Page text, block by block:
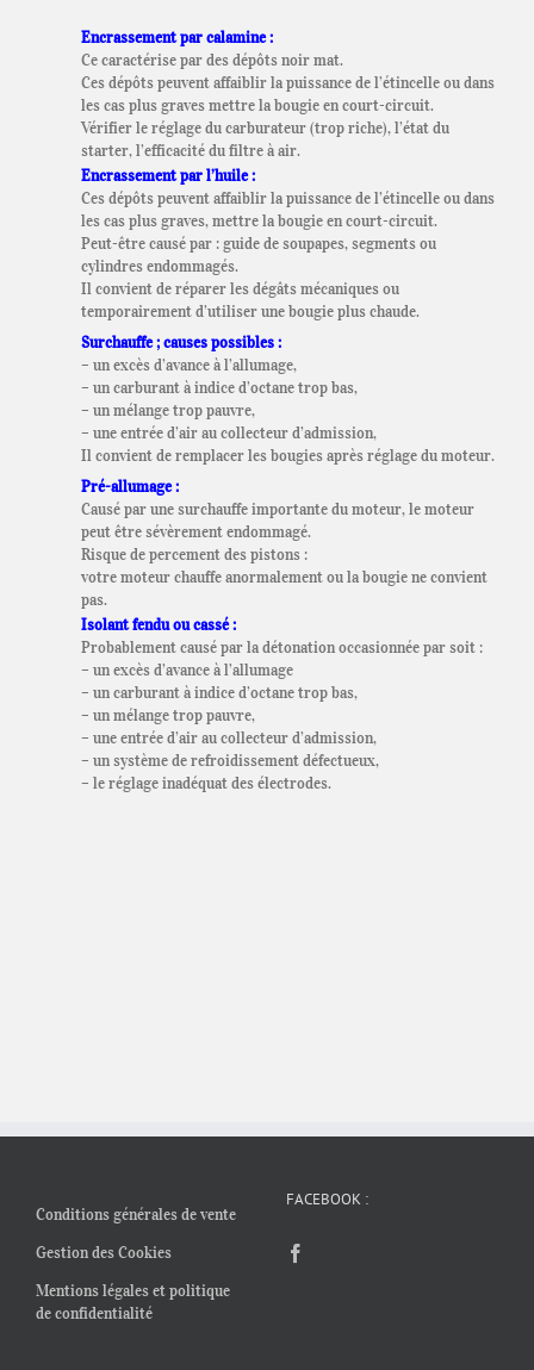
Encrassement par calamine :
Ce caractérise par des dépôts noir mat.
Ces dépôts peuvent affaiblir la puissance de l’étincelle ou dans
les cas plus graves mettre la bougie en court-circuit.
Vérifier le réglage du carburateur (trop riche), l’état du
starter, l’efficacité du filtre à air.
Encrassement par l’huile :
Ces dépôts peuvent affaiblir la puissance de l’étincelle ou dans
les cas plus graves, mettre la bougie en court-circuit.
Peut-être causé par : guide de soupapes, segments ou
cylindres endommagés.
Il convient de réparer les dégâts mécaniques ou
temporairement d’utiliser une bougie plus chaude.
Surchauffe ; causes possibles :
– un excès d’avance à l’allumage,
– un carburant à indice d’octane trop bas,
– un mélange trop pauvre,
– une entrée d’air au collecteur d’admission,
Il convient de remplacer les bougies après réglage du moteur.
Pré-allumage :
Causé par une surchauffe importante du moteur, le moteur
peut être sévèrement endommagé.
Risque de percement des pistons :
votre moteur chauffe anormalement ou la bougie ne convient
pas.
Isolant fendu ou cassé :
Probablement causé par la détonation occasionnée par soit :
– un excès d’avance à l’allumage
– un carburant à indice d’octane trop bas,
– un mélange trop pauvre,
– une entrée d’air au collecteur d’admission,
– un système de refroidissement défectueux,
– le réglage inadéquat des électrodes.
Conditions générales de vente
Gestion des Cookies
Mentions légales et politique
de confidentialité
FACEBOOK :